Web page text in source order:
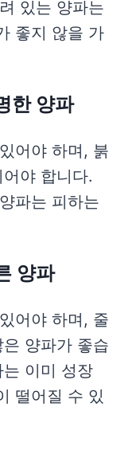
있는 양파는
좋지 않을 가
한 양파
어야 하며, 붉
야 합니다.
파는 피하는
양파
어야 하며, 줄
양파가 좋습
이미 성장
떨어질 수 있